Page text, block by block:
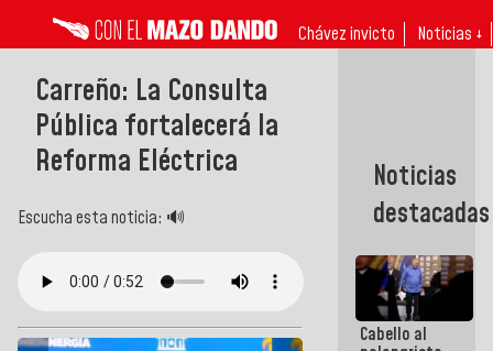
Chávez invicto Noticias ↓
Carreño: La Consulta
Pública fortalecerá la
Reforma Eléctrica
Escucha esta noticia: 🔊
Noticias
destacadas
Cabello al